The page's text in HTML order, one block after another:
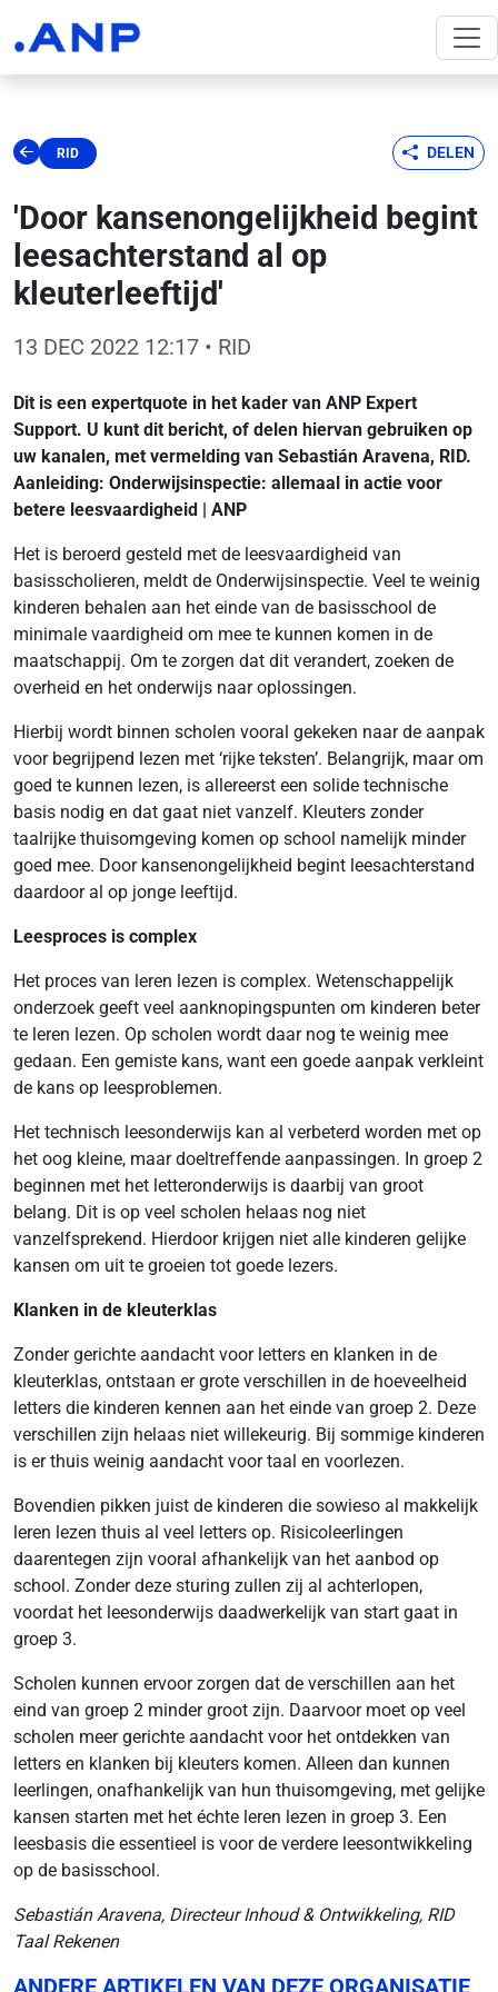
RID DELEN
'Door kansenongelijkheid begint
leesachterstand al op
kleuterleeftijd'
13 DEC 2022 12:17 • RID
Dit is een expertquote in het kader van ANP Expert
Support. U kunt dit bericht, of delen hiervan gebruiken op
uw kanalen, met vermelding van Sebastián Aravena, RID.
Aanleiding: Onderwijsinspectie: allemaal in actie voor
betere leesvaardigheid | ANP
Het is beroerd gesteld met de leesvaardigheid van
basisscholieren, meldt de Onderwijsinspectie. Veel te weinig
kinderen behalen aan het einde van de basisschool de
minimale vaardigheid om mee te kunnen komen in de
maatschappij. Om te zorgen dat dit verandert, zoeken de
overheid en het onderwijs naar oplossingen.
Hierbij wordt binnen scholen vooral gekeken naar de aanpak
voor begrijpend lezen met ‘rijke teksten’. Belangrijk, maar om
goed te kunnen lezen, is allereerst een solide technische
basis nodig en dat gaat niet vanzelf. Kleuters zonder
taalrijke thuisomgeving komen op school namelijk minder
goed mee. Door kansenongelijkheid begint leesachterstand
daardoor al op jonge leeftijd.
Leesproces is complex
Het proces van leren lezen is complex. Wetenschappelijk
onderzoek geeft veel aanknopingspunten om kinderen beter
te leren lezen. Op scholen wordt daar nog te weinig mee
gedaan. Een gemiste kans, want een goede aanpak verkleint
de kans op leesproblemen.
Het technisch leesonderwijs kan al verbeterd worden met op
het oog kleine, maar doeltreffende aanpassingen. In groep 2
beginnen met het letteronderwijs is daarbij van groot
belang. Dit is op veel scholen helaas nog niet
vanzelfsprekend. Hierdoor krijgen niet alle kinderen gelijke
kansen om uit te groeien tot goede lezers.
Klanken in de kleuterklas
Zonder gerichte aandacht voor letters en klanken in de
kleuterklas, ontstaan er grote verschillen in de hoeveelheid
letters die kinderen kennen aan het einde van groep 2. Deze
verschillen zijn helaas niet willekeurig. Bij sommige kinderen
is er thuis weinig aandacht voor taal en voorlezen.
Bovendien pikken juist de kinderen die sowieso al makkelijk
leren lezen thuis al veel letters op. Risicoleerlingen
daarentegen zijn vooral afhankelijk van het aanbod op
school. Zonder deze sturing zullen zij al achterlopen,
voordat het leesonderwijs daadwerkelijk van start gaat in
groep 3.
Scholen kunnen ervoor zorgen dat de verschillen aan het
eind van groep 2 minder groot zijn. Daarvoor moet op veel
scholen meer gerichte aandacht voor het ontdekken van
letters en klanken bij kleuters komen. Alleen dan kunnen
leerlingen, onafhankelijk van hun thuisomgeving, met gelijke
kansen starten met het échte leren lezen in groep 3. Een
leesbasis die essentieel is voor de verdere leesontwikkeling
op de basisschool.
Sebastián Aravena, Directeur Inhoud & Ontwikkeling, RID
Taal Rekenen
ANDERE ARTIKELEN VAN DEZE ORGANISATIE